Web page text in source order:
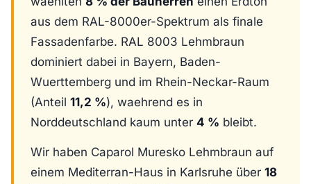
aus dem RAL-8000er-Spektrum als finale
Fassadenfarbe. RAL 8003 Lehmbraun
dominiert dabei in Bayern, Baden-
Wuerttemberg und im Rhein-Neckar-Raum
(Anteil 11,2 %), waehrend es in
Norddeutschland kaum unter 4 % bleibt.
Wir haben Caparol Muresko Lehmbraun auf
einem Mediterran-Haus in Karlsruhe über 18